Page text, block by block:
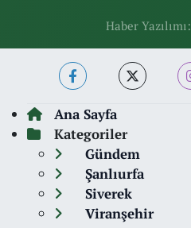
Haber Yazılımı:
Ana Sayfa
Kategoriler
Gündem
Şanlıurfa
Siverek
Viranşehir